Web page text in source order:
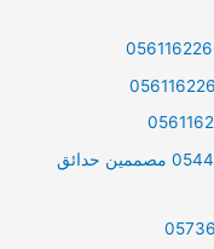
افضل شركة تنسيق حدائق بالرياض 0544141618 مصممين حدائق